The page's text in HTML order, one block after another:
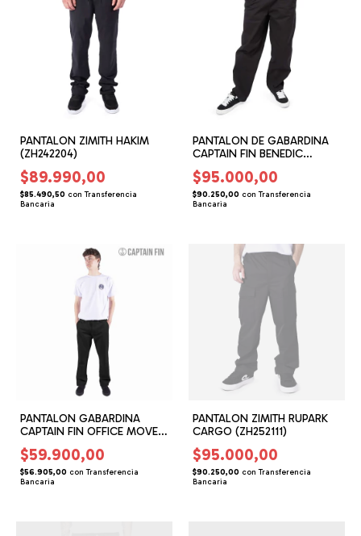
PANTALON ZIMITH HAKIM
(ZH242204)
$89.990,00
$85.490,50 con Transferencia
Bancaria
PANTALON DE GABARDINA
CAPTAIN FIN BENEDIC
(CF152204)
$95.000,00
$90.250,00 con Transferencia
Bancaria
PANTALON GABARDINA
CAPTAIN FIN OFFICE MOVER
(CF232201)
$59.900,00
$56.905,00 con Transferencia
Bancaria
PANTALON ZIMITH RUPARK
CARGO (ZH252111)
$95.000,00
$90.250,00 con Transferencia
Bancaria